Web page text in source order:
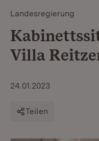
Landesregierung
Villa
24.01.2023
Teilen